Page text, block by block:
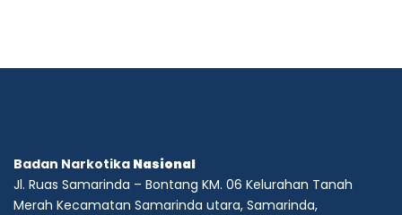
Badan Narkotika Nasional
Jl. Ruas Samarinda – Bontang KM. 06 Kelurahan Tanah
Merah Kecamatan Samarinda utara, Samarinda,